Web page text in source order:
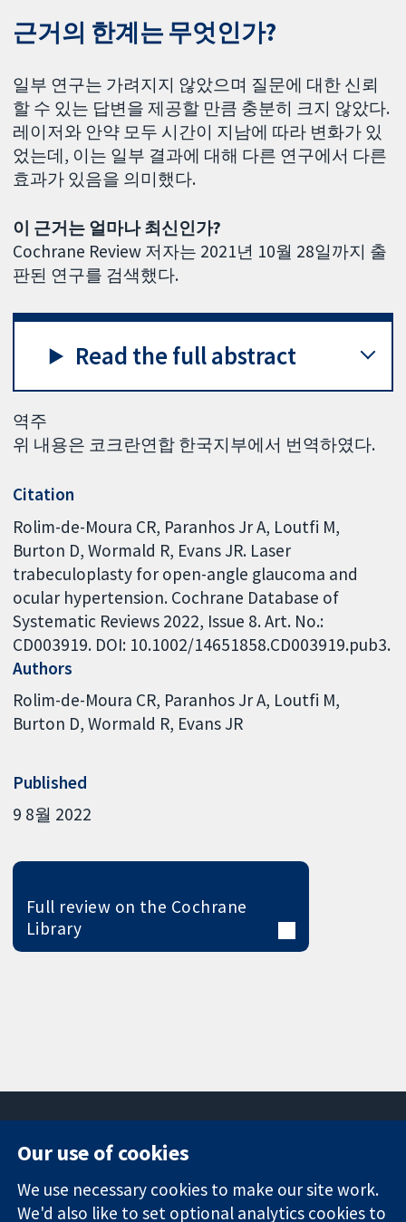
근거의 한계는 무엇인가?
일부 연구는 가려지지 않았으며 질문에 대한 신뢰
할 수 있는 답변을 제공할 만큼 충분히 크지 않았다.
레이저와 안약 모두 시간이 지남에 따라 변화가 있
었는데, 이는 일부 결과에 대해 다른 연구에서 다른
효과가 있음을 의미했다.
이 근거는 얼마나 최신인가?
Cochrane Review 저자는 2021년 10월 28일까지 출
판된 연구를 검색했다.
Read the full abstract
역주
위 내용은 코크란연합 한국지부에서 번역하였다.
Citation
Rolim-de-Moura CR, Paranhos Jr A, Loutfi M,
Burton D, Wormald R, Evans JR. Laser
trabeculoplasty for open-angle glaucoma and
ocular hypertension. Cochrane Database of
Systematic Reviews 2022, Issue 8. Art. No.:
CD003919. DOI: 10.1002/14651858.CD003919.pub3.
Authors
Rolim-de-Moura CR Paranhos Jr A Loutfi M
Burton D Wormald R Evans JR
Published
9 8월 2022
Full review on the Cochrane
Library
Trusted
Square
London
News
Press office
Our use of cookies
We use necessary cookies to make our site work.
We'd also like to set optional analytics cookies to